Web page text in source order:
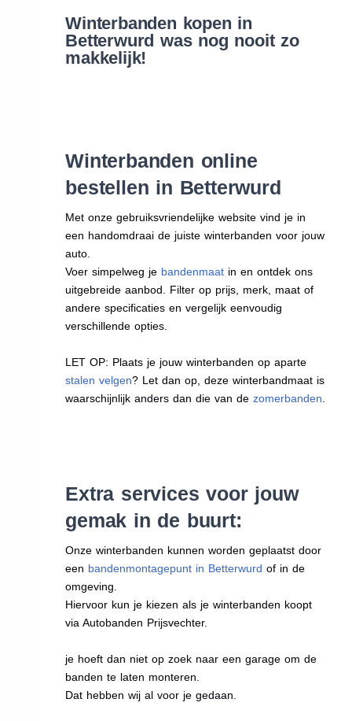
Winterbanden kopen in
Betterwurd was nog nooit zo
makkelijk!
Winterbanden online
bestellen in Betterwurd
Met onze gebruiksvriendelijke website vind je in
een handomdraai de juiste winterbanden voor jouw
auto.
Voer simpelweg je bandenmaat in en ontdek ons
uitgebreide aanbod. Filter op prijs, merk, maat of
andere specificaties en vergelijk eenvoudig
verschillende opties.
LET OP: Plaats je jouw winterbanden op aparte
stalen velgen? Let dan op, deze winterbandmaat is
waarschijnlijk anders dan die van dezomerbanden
Extra services voor jouw
gemak in de buurt:
Onze winterbanden kunnen worden geplaatst door
een bandenmontagepunt in Betterwurd of in de
omgeving.
Hiervoor kun je kiezen als je winterbanden koopt
via Autobanden Prijsvechter.
je hoeft dan niet op zoek naar een garage om de
banden te laten monteren.
Dat hebben wij al voor je gedaan.